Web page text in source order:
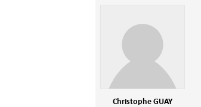
Christophe GUAY